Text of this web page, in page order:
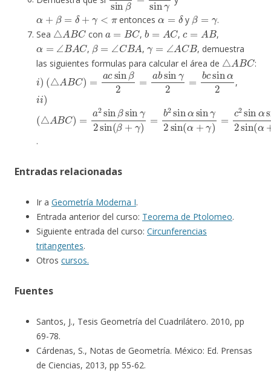
= γ<
entonces
α =
y
β
.
Sea
△ ABC
con
a = BC
,
b= AC
,
c=A B
,
α=∠BAC
,
β= ∠ C BA
,
γ ∠AC B
, demuestra
las siguientes formulas para calcular el área de
△ABC
:
i) (△ BC )= sinβ2=a sinγ2=bc α2
,
ii)
(△ BC )= sinβsinγ2sin γ)=b2sinαsin 2sin(α+γ
.
Entradas relacionadas
Ir a Geometría Moderna I.
Entrada anterior del curso: Teorema de Ptolomeo.
Siguiente entrada del curso: Circunferencias
tritangentes.
Otros cursos.
Fuentes
Santos, J., Tesis Geometría del Cuadrilátero. 2010, pp
69-78.
Cárdenas, S., Notas de Geometría. México: Ed. Prensas
de Ciencias, 2013, pp 55-62.